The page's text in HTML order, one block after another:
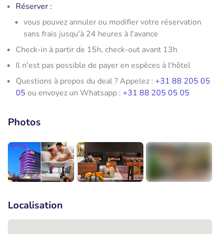
Réserver :
vous pouvez annuler ou modifier votre réservation
sans frais jusqu'à 24 heures à l'avance
Check-in à partir de 15h, check-out avant 13h
Il n'est pas possible de payer en espèces à l'hôtel
Questions à propos du deal ? Appelez : +31 88 205 05
05 ou envoyez un Whatsapp : +31 88 205 05 05
Photos
Localisation